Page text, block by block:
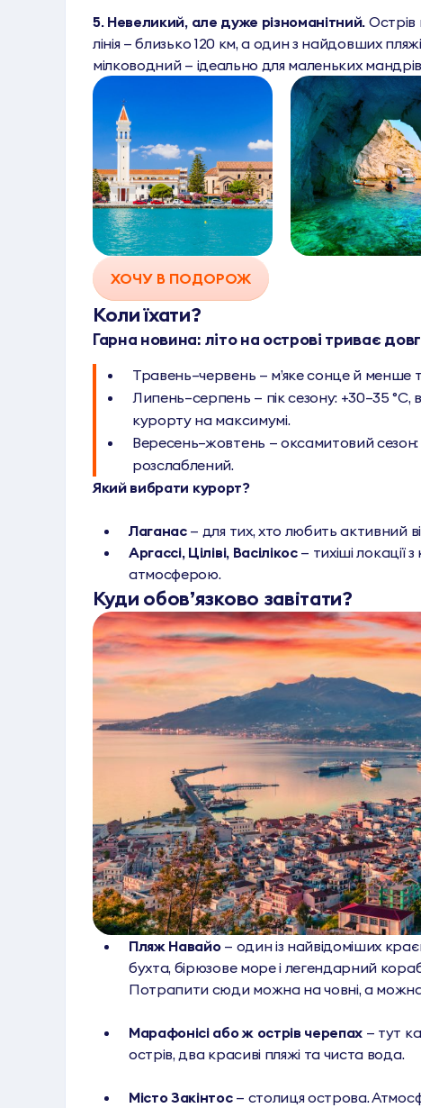
5. Невеликий, але дуже різноманітний.
лінія — близько 120 км, а один з найдовших
мілководний — ідеально для маленьких
ХОЧУ В ПОДОРОЖ
Коли їхати?
Гарна новина: літо на острові триває
Травень–червень — м’яке сонце й менше
Липень–серпень — пік сезону: +30–35
курорту на максимумі.
Вересень–жовтень — оксамитовий
розслаблений.
Який вибрати курорт?
Лаганас— для тих, хто любить активний
Аргассі, Ціліві, Васілікос— тихіші локації
атмосферою.
Куди обов’язково завітати?
Пляж Навайо— один із найвідоміших
бухта, бірюзове море і легендарний
Потрапити сюди можна на човні, а
Марафонісі або ж острів черепах — тут
острів, два красиві пляжі та чиста вода.
Місто Закінтос— столиця острова.